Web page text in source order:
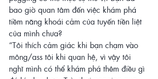
bao giờ quan tâm đến việc khám phá
tiềm năng khoái cảm của tuyến tiền liệt
của mình chưa?
“Tôi thích cảm giác khi bạn chạm vào
mông/ass tôi khi quan hệ, vì vậy tôi
nghĩ mình có thể khám phá thêm điều gì